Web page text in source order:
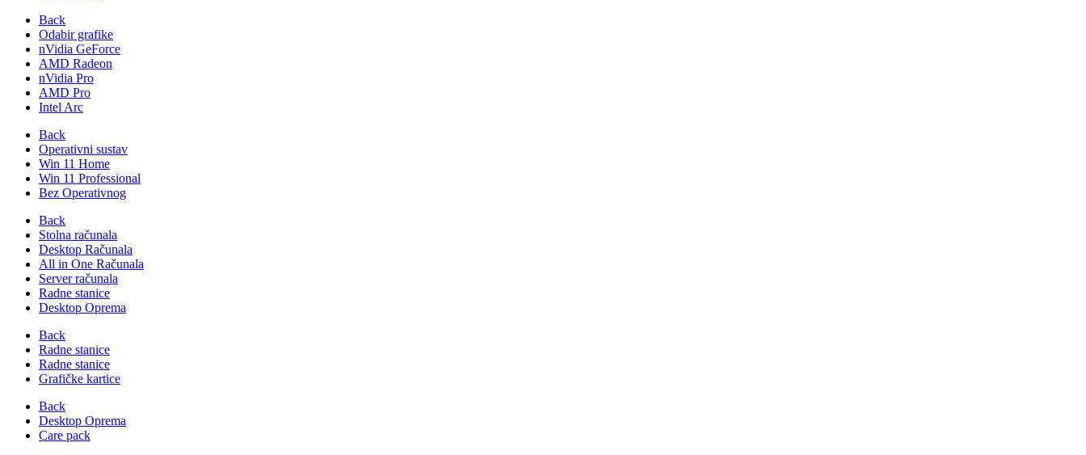
Back
Odabir grafike
nVidia GeForce
AMD Radeon
nVidia Pro
AMD Pro
Intel Arc
Back
Operativni sustav
Win 11 Home
Win 11 Professional
Bez Operativnog
Back
Stolna računala
Desktop Računala
All in One Računala
Server računala
Radne stanice
Desktop Oprema
Back
Radne stanice
Radne stanice
Grafičke kartice
Back
Desktop Oprema
Care pack